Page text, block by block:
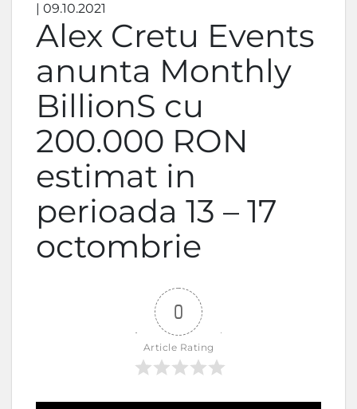
| 09.10.2021
Alex Cretu Events
anunta Monthly
BillionS cu
200.000 RON
estimat in
perioada 13 – 17
octombrie
0
Article Rating